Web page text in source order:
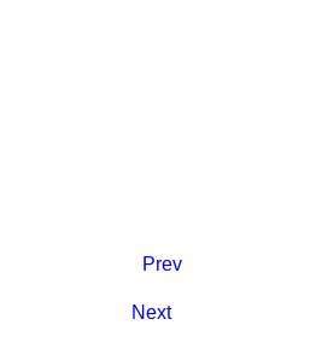
Prev
Next